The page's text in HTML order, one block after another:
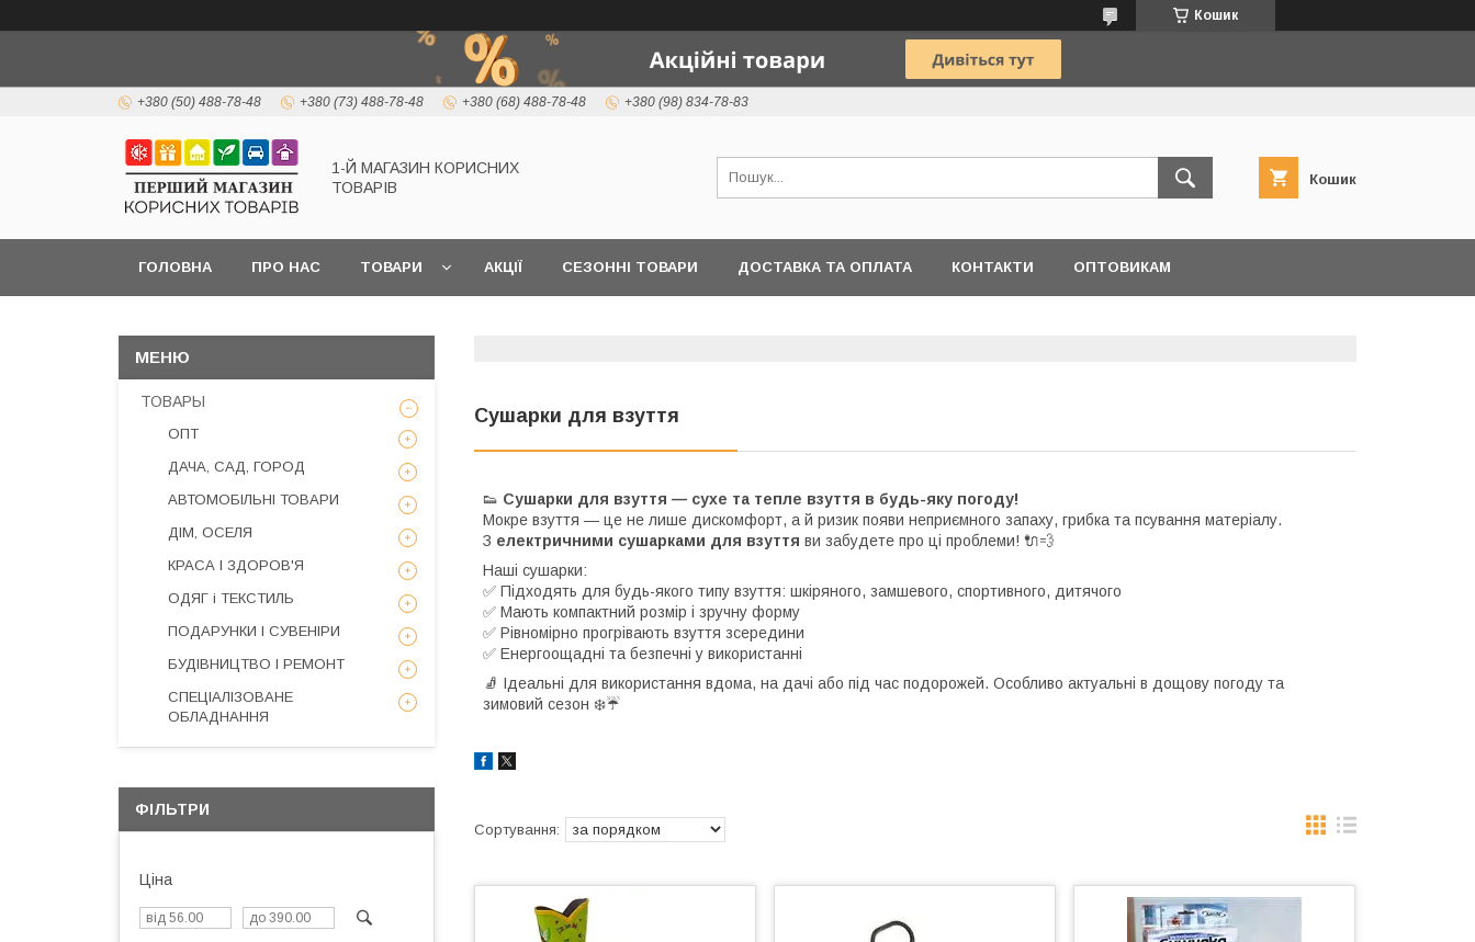
Кошик
+380 (50) 488-78-48 +380 (73) 488-78-48 +380 (68) 488-78-48 +380 (98) 834-78-83
1-Й МАГАЗИН КОРИСНИХ
ТОВАРІВ
Кошик
ГОЛОВНА ПРО НАС ТОВАРИ АКЦІЇ СЕЗОННІ ТОВАРИ ДОСТАВКА ТА ОПЛАТА КОНТАКТИ ОПТОВИКАМ
Сушарки для взуття
👟 Сушарки для взуття — сухе та тепле взуття в будь-яку погоду!
Мокре взуття — це не лише дискомфорт, а й ризик появи неприємного запаху, грибка та псування матеріалу.
З електричними сушарками для взуття ви забудете про ці проблеми! 🔌💨
Наші сушарки:
✅ Підходять для будь-якого типу взуття: шкіряного, замшевого, спортивного, дитячого
✅ Мають компактний розмір і зручну форму
✅ Рівномірно прогрівають взуття зсередини
✅ Енергоощадні та безпечні у використанні
🧦 Ідеальні для використання вдома, на дачі або під час подорожей. Особливо актуальні в дощову погоду та
зимовий сезон ❄️☔
ТОВАРЫ
ОПТ
ДАЧА, САД, ГОРОД
АВТОМОБІЛЬНІ ТОВАРИ
ДІМ, ОСЕЛЯ
КРАСА І ЗДОРОВ'Я
ОДЯГ і ТЕКСТИЛЬ
ПОДАРУНКИ І СУВЕНІРИ
БУДІВНИЦТВО І РЕМОНТ
СПЕЦІАЛІЗОВАНЕ
ОБЛАДНАННЯ
ФІЛЬТРИ
Ціна